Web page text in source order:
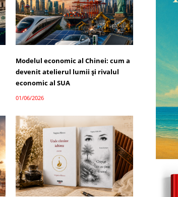
Modelul economic al Chinei: cum a
devenit atelierul lumii și rivalul
economic al SUA
01/06/2026